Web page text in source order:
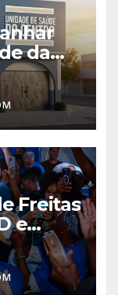
da
Freitas
e
e